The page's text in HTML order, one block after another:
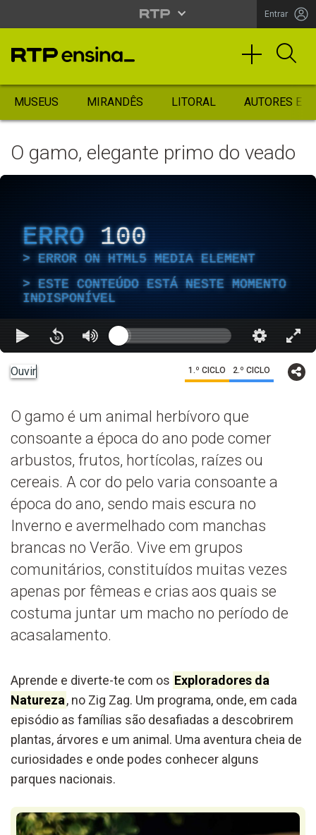
Entrar
MUSEUS MIRANDÊS LITORAL AUTORES
O gamo, elegante primo do veado
ERRO 100
ERROR ON HTML5 MEDIA ELEMENT
ESTE CONTEÚDO ESTÁ NESTE MOMENTO
INDISPONÍVEL
Ouvir 1.º CICLO 2.º CICLO
O gamo é um animal herbívoro que
consoante a época do ano pode comer
arbustos, frutos, hortícolas, raízes ou
cereais. A cor do pelo varia consoante a
época do ano, sendo mais escura no
Inverno e avermelhado com manchas
brancas no Verão. Vive em grupos
comunitários, constituídos muitas vezes
apenas por fêmeas e crias aos quais se
costuma juntar um macho no período de
acasalamento.
Aprende e diverte-te com os Exploradores da
Natureza, no Zig Zag. Um programa, onde, em cada
episódio as famílias são desafiadas a descobrirem
plantas, árvores e um animal. Uma aventura cheia de
curiosidades e onde podes conhecer alguns
parques nacionais.